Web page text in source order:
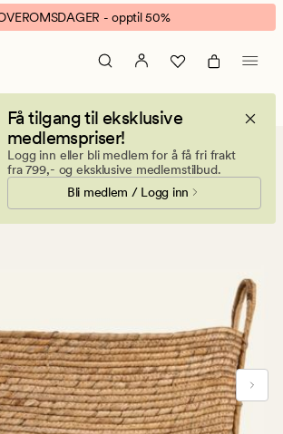
- opptil 50%
Få tilgang til eksklusive
medlemspriser!
Logg inn eller bli medlem for å få fri frakt
fra 799,- og eksklusive medlemstilbud.
Bli medlem / Logg inn